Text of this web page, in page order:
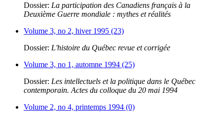
Dossier: La participation des Canadiens français à la
Deuxième Guerre mondiale : mythes et réalités
Volume 3, no 2, hiver 1995 (23)
Dossier: L'histoire du Québec revue et corrigée
Volume 3, no 1, automne 1994 (25)
Dossier: Les intellectuels et la politique dans le Québec
contemporain. Actes du colloque du 20 mai 1994
Volume 2, no 4, printemps 1994 (0)